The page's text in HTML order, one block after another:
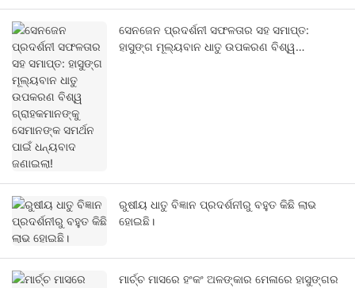
ସେନଜେନ ପ୍ରଦର୍ଶନୀ ସଫଳତାର ସହ ସମାପ୍ତ:
ହାସୁଙ୍ଗ ମୂଲ୍ୟବାନ ଧାତୁ ଉପକରଣ ବିଶ୍ୱ
ରୁଷୀୟ ଧାତୁ ବିଜ୍ଞାନ ପ୍ରଦର୍ଶନୀରୁ ବହୁତ କିଛି ଲାଭ
ହୋଇଛି।
ମାର୍ଚ୍ଚ ମାସରେ ହଂକଂ ଅଳଙ୍କାର ମେଳାରେ ହାସୁଙ୍ଗର